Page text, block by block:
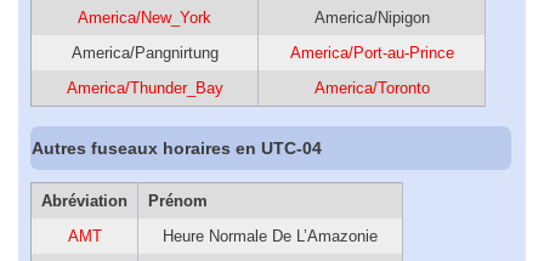
America/New_York
America/Nipigon
America/Pangnirtung
America/Port-au-Prince
America/Thunder_Bay
America/Toronto
Autres fuseaux horaires en UTC-04
Abréviation
Prénom
AMT
Heure Normale De L’Amazonie